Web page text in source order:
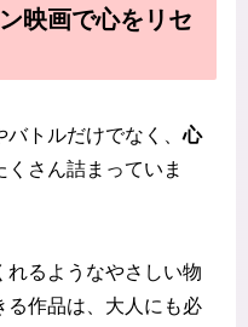
映画で心をリセ
バトルだけでなく、心
くさん詰まっていま
れるようなやさしい物
る作品は、大人にも必